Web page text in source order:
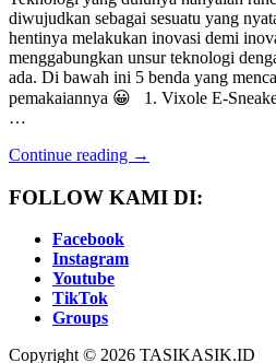
diwujudkan sebagai sesuatu yang
hentinya melakukan inovasi demi
menggabungkan unsur teknologi
ada. Di bawah ini 5 benda yang
pemakaiannya 😀 1. Vixole E-
…
Continue reading →
FOLLOW KAMI DI:
Facebook
Instagram
Youtube
TikTok
Groups
Copyright © 2026 TASIKASIK.ID